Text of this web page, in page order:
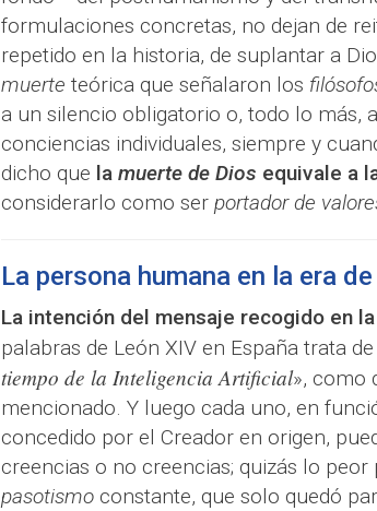
formulaciones concretas, no dejan de
repetido en la historia, de suplantar a
muerte teórica que señalaron los
a un silencio obligatorio o, todo lo más,
conciencias individuales, siempre y
dicho que la muerte de Dios equivale a
considerarlo como ser portador de
La persona humana en la era
La intención del mensaje recogido en
palabras de León XIV en España trata
tiempo de la Inteligencia Artificial», como
mencionado. Y luego cada uno, en
concedido por el Creador en origen,
creencias o no creencias; quizás lo
pasotismo constante, que solo quedó